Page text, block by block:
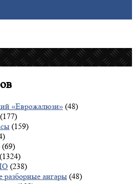
«Еврожалюзи» (48)
(177)
(159)
(69)
(1324)
(238)
разборные ангары (48)